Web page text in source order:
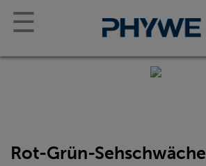
☰
Rot-Grün-Sehschwäche